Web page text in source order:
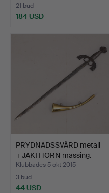
21 bud
184 USD
PRYDNADSSVÄRD metall
+ JAKTHORN mässing.
Klubbades 5 okt 2015
3 bud
44 USD